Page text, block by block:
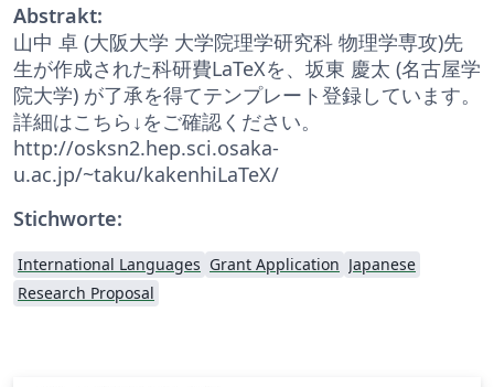
Abstrakt:
山中 卓 (大阪大学 大学院理学研究科 物理学専攻)先
生が作成された科研費LaTeXを、坂東 慶太 (名古屋学
院大学) が了承を得てテンプレート登録しています。
詳細はこちら↓をご確認ください。
http://osksn2.hep.sci.osaka-
u.ac.jp/~taku/kakenhiLaTeX/
Stichworte:
International Languages Grant Application Japanese
Research Proposal